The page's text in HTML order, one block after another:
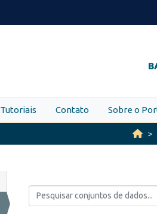
Tutoriais Contato Sobre o